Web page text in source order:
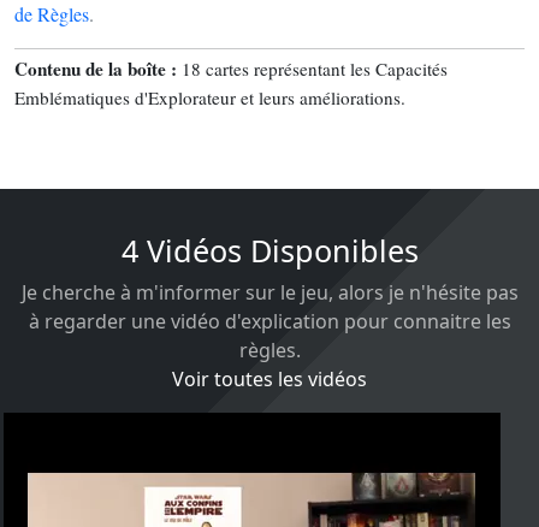
de Règles.
Contenu de la boîte : 18 cartes représentant les Capacités
Emblématiques d'Explorateur et leurs améliorations.
4 Vidéos Disponibles
Je cherche à m'informer sur le jeu, alors je n'hésite pas
à regarder une vidéo d'explication pour connaitre les
règles.
Voir toutes les vidéos